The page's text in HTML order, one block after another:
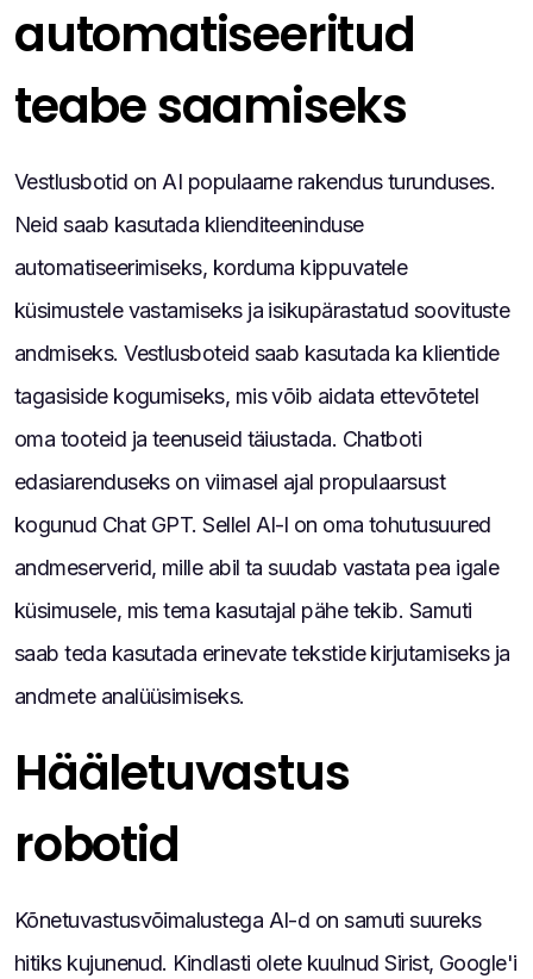
automatiseeritud
teabe saamiseks
Vestlusbotid on AI populaarne rakendus turunduses.
Neid saab kasutada klienditeeninduse
automatiseerimiseks, korduma kippuvatele
küsimustele vastamiseks ja isikupärastatud soovituste
andmiseks. Vestlusboteid saab kasutada ka klientide
tagasiside kogumiseks, mis võib aidata ettevõtetel
oma tooteid ja teenuseid täiustada. Chatboti
edasiarenduseks on viimasel ajal propulaarsust
kogunud Chat GPT. Sellel AI-l on oma tohutusuured
andmeserverid, mille abil ta suudab vastata pea igale
küsimusele, mis tema kasutajal pähe tekib. Samuti
saab teda kasutada erinevate tekstide kirjutamiseks ja
andmete analüüsimiseks.
Hääletuvastus
robotid
Kõnetuvastusvõimalustega AI-d on samuti suureks
hitiks kujunenud. Kindlasti olete kuulnud Sirist, Google'i